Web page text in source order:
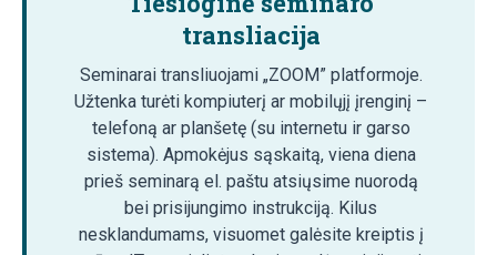
transliacija
Seminarai transliuojami „ZOOM” platformoje.
Užtenka turėti kompiuterį ar mobilųjį įrenginį –
telefoną ar planšetę (su internetu ir garso
sistema). Apmokėjus sąskaitą, viena diena
prieš seminarą el. paštu atsiųsime nuorodą
bei prisijungimo instrukciją. Kilus
nesklandumams, visuomet galėsite kreiptis į